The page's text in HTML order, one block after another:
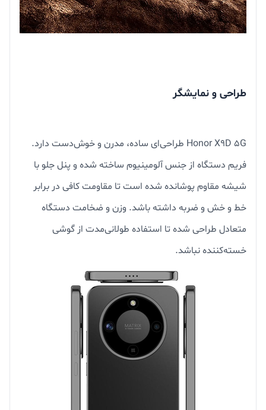
طراحی و نمایشگر
Honor X9D 5G طراحی‌ای ساده، مدرن و خوش‌دست دارد.
فریم دستگاه از جنس آلومینیوم ساخته شده و پنل جلو با
شیشه مقاوم پوشانده شده است تا مقاومت کافی در برابر
خط و خش و ضربه داشته باشد. وزن و ضخامت دستگاه
متعادل طراحی شده تا استفاده طولانی‌مدت از گوشی
خسته‌کننده نباشد.